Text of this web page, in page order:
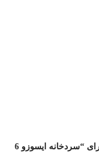
اولین نفری باشید که دیدگاهی را ارسال می کنید برای “سردخانه ایسوزو 6